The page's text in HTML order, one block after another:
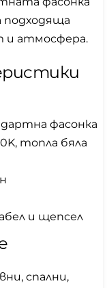
подходяща
и атмосфера.
фасонка
топла бяла
и щепсел
спални,